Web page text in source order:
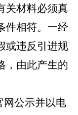
关材料必须真
件相符。一经
或违反引进规
，由此产生的
网公示并以电